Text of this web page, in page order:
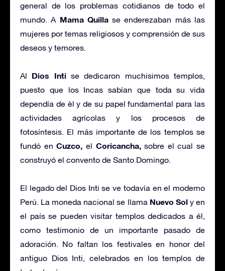
general de los problemas cotidianos de todo el
mundo. A Mama Quillase enderezaban más las
mujeres por temas religiosos y comprensión de sus
deseos y temores.
Al Dios Intise dedicaron muchisimos templos,
puesto que los Incas sabían que toda su vida
dependía de èl y de su papel fundamental para las
actividades agrícolas y los procesos de
fotosíntesis. El más importante de los templos se
fundó enCuzco, el Coricancha,sobre el cual se
construyó el convento de Santo Domingo.
El legado del Dios Inti se ve todavía en el moderno
Perú. La moneda nacional se llama Nuevo Soly en
el país se pueden visitar templos dedicados a él,
como testimonio de un importante pasado de
adoración. No faltan los festivales en honor del
antiguo Dios Inti, celebrados en los templos de